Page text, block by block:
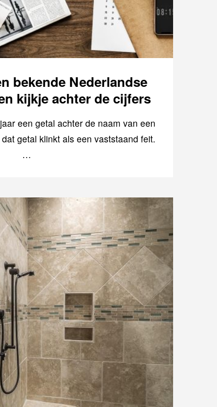
bekende Nederlandse
kijkje achter de cijfers
een getal achter de naam van een
getal klinkt als een vaststaand feit.
…